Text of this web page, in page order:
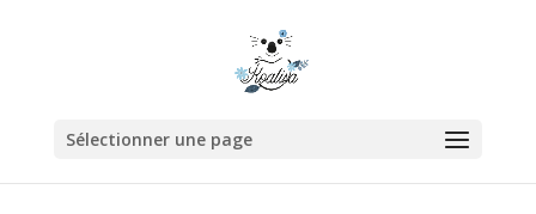
Sélectionner une page